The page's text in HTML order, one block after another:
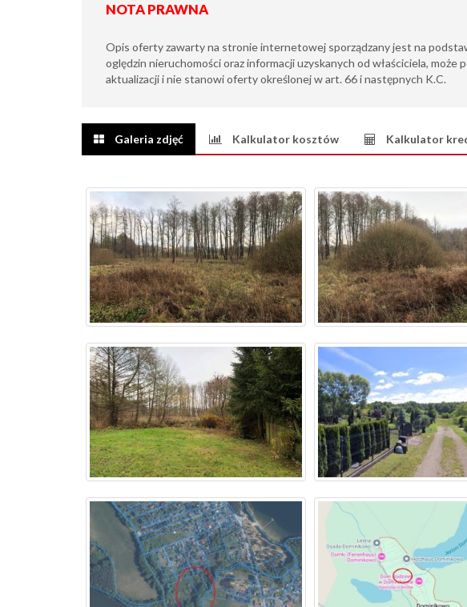
NOTA PRAWNA
Opis oferty zawarty na stronie internetowej sporządzany jest na
oględzin nieruchomości oraz informacji uzyskanych od właściciela, może
aktualizacji i nie stanowi oferty określonej w art. 66 i następnych K.C.
Galeria zdjęć Kalkulator kosztów Kalkulator